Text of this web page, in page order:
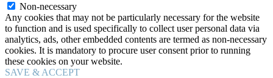
Non-necessary
Any cookies that may not be particularly necessary for the website
to function and is used specifically to collect user personal data via
analytics, ads, other embedded contents are termed as non-necessary
cookies. It is mandatory to procure user consent prior to running
these cookies on your website.
SAVE & ACCEPT